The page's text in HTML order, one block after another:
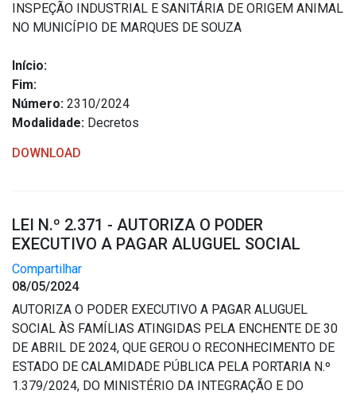
Recursos Humanos
Processo Seletivo
Instruções Normativas
Leis, Decretos e Portarias
Portal da Transparência
Radar da Transparência
Cespro
INSPEÇÃO INDUSTRIAL E SANITÁRIA DE ORIGEM ANIMAL
NO MUNICÍPIO DE MARQUES DE SOUZA
Início:
Fim:
Número: 2310/2024
Modalidade: Decretos
DOWNLOAD
LEI N.º 2.371 - AUTORIZA O PODER
EXECUTIVO A PAGAR ALUGUEL SOCIAL
Compartilhar
08/05/2024
AUTORIZA O PODER EXECUTIVO A PAGAR ALUGUEL
SOCIAL ÀS FAMÍLIAS ATINGIDAS PELA ENCHENTE DE 30
DE ABRIL DE 2024, QUE GEROU O RECONHECIMENTO DE
ESTADO DE CALAMIDADE PÚBLICA PELA PORTARIA N.º
1.379/2024, DO MINISTÉRIO DA INTEGRAÇÃO E DO